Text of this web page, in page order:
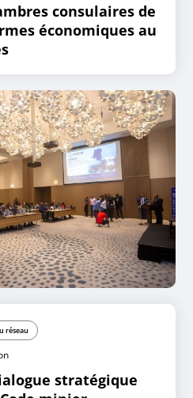
consulaires de
économiques au
réseau
stratégique